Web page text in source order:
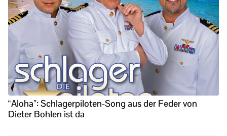
“Aloha”: Schlagerpiloten-Song aus der Feder von
Dieter Bohlen ist da